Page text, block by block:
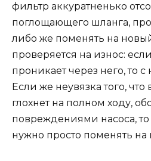
фильтр аккуратненько
поглощающего шланга,
либо же поменять на
проверяется на износ:
проникает через него, то
Если же неувязка того,
глохнет на полном ходу,
повреждениями насоса,
нужно просто поменять